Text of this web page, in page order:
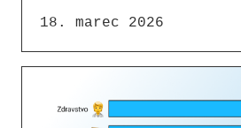
18. marec 2026